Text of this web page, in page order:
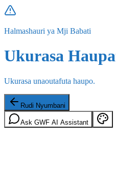
Halmashauri ya Mji Babati
Ukurasa
Ukurasa unaoutafuta haupo.
Rudi Nyumbani
Ask GWF AI Assistant